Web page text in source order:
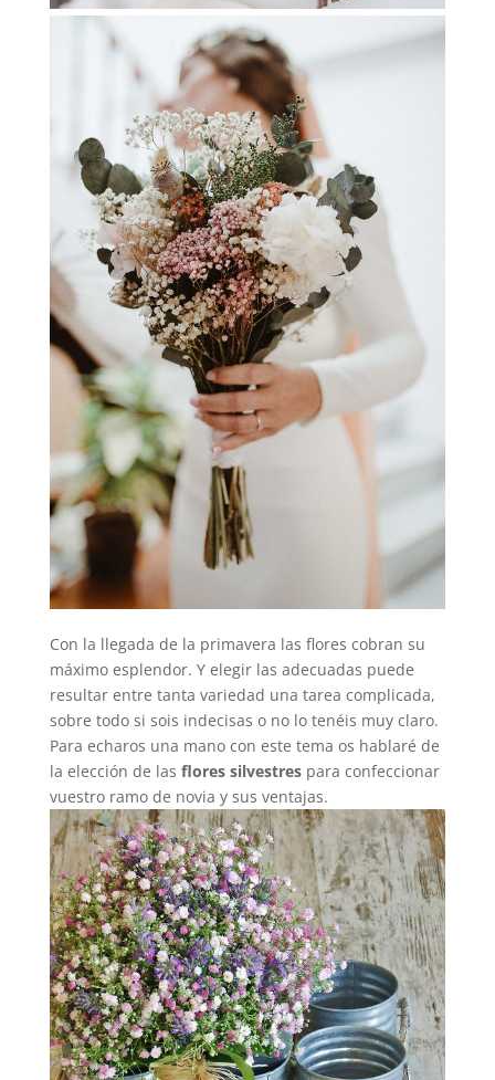
Con la llegada de la primavera las flores cobran su
máximo esplendor. Y elegir las adecuadas puede
resultar entre tanta variedad una tarea complicada,
sobre todo si sois indecisas o no lo tenéis muy claro.
Para echaros una mano con este tema os hablaré de
la elección de las flores silvestrespara confeccionar
vuestro ramo de novia y sus ventajas.